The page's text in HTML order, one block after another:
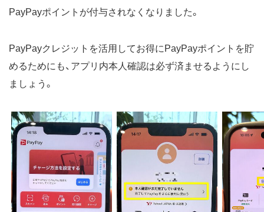
PayPayポイントが付与されなくなりました。
PayPayクレジットを活用してお得にPayPayポイントを貯
めるためにも、アプリ内本人確認は必ず済ませるようにし
ましょう。